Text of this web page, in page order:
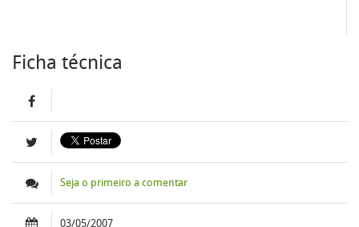
Ficha técnica
Seja o primeiro a comentar
03/05/2007